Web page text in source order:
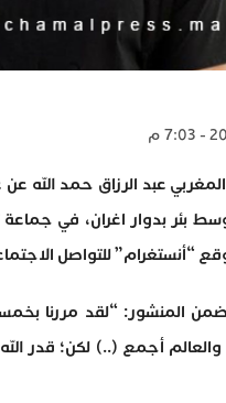
المغربي عبد الرزاق حمد الله
بئر بدوار اغران، في
“أنستغرام” للتواصل
المنشور: “لقد مررنا
أجمع (..) لكن؛ قدر